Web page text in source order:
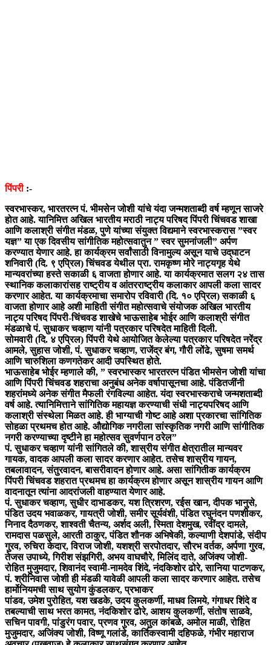
पिंपरी:-
स्वरभास्कर, भारतरत्न पं. भीमसेन जोशी यांचे यंदा जन्मशताब्दी वर्ष म्हणून साजरे
होत आहे. यानिमित्त अखिल भारतीय मराठी नाट्य परिषद पिंपरी चिंचवड शाखा
आणि कलाश्री संगीत मंडळ, पुणे यांच्या संयुक्त विद्यमाने स्वरभास्करास ”स्वर
यज्ञ” या एक दिवसीय सांगीतिक महोत्सवातुन ” स्वर सुमनांजली” अर्पण
करण्यात येणार आहे. हा कार्यक्रम सर्वांसाठी विनामुल्य असून याचे उद्‌घाटन
शनिवारी (दि. ९ एप्रिल) चिंचवड येथील प्रा. रामकृष्ण मोरे नाट्यगृह येथे
मान्यवरांच्या हस्ते सकाळी ६ वाजता होणार आहे. या कार्यक्रमात सलग २४ तास
स्थानिक कलाकारांसह राष्ट्रीय व आंतरराष्ट्रीय कलाकार आपली कला सादर
करणार आहेत. या कार्यक्रमाचा समारोप रविवारी (दि. १० एप्रिल) सकाळी ६
वाजता होणार आहे अशी माहिती संगीत महोत्सवाचे संयोजक अखिल भारतीय
नाट्य परिषद पिंपरी-चिंचवड शाखेचे भाऊसाहेब भोईर आणि कलाश्री संगीत
मंडळाचे पं. सुधाकर चव्हाण यांनी पत्रकार परिषदेत माहिती दिली.
सोमवारी (दि. ४ एप्रिल) पिंपरी येथे आयोजित केलेल्या पत्रकार परिषदेत नरेंद्र
आमले, सुहास जोशी, पं. सुधाकर चव्हाण, राजेंद्र बंग, गौरी लोंढे, सुषमा समर्थ
आणि चारुशिला कणगतेकर आदी उपस्थित होते.
भाऊसाहेब भोईर म्हणाले की, ” स्वरभास्कर भारतरत्न पंडित भीमसेन जोशी यांचा
आणि पिंपरी चिंचवड शहराचा अनुबंध अनेक वर्षापासूनचा आहे. पंडितजींनी
शहरांमध्ये अनेक संगीत मैफली रंगविल्या आहेत. यंदा स्वरभास्कराचे जन्मशताब्दी
वर्ष आहे. त्यानिमित्ताने सांगितिक महायज्ञ करण्याची संधी नाट्यपरिषद आणि
कलाश्री संस्थेला मिळत आहे. ही भाग्याची गोष्ट आहे अशा प्रकारचा सांगितिक
सोहळा प्रथमच होत आहे. औद्योगिक नगरीला सांस्कृतिक नगरी आणि सांगीतिक
नगरी करण्याच्या दृष्टीने हा महोत्सव सुवर्णपान ठरेल”
पं. सुधाकर चव्हाण यांनी सांगितले की, शास्रीय संगीत क्षेत्रातील मान्यवर
गायक, वादक आपली कला सादर करणार आहेत. तसेच शास्रीय गायन,
तबलावादन, संतुरवादन, बासरीवादन होणार आहे. असा सांगितीक कार्यक्रम
पिंपरी चिंचवड शहरात प्रथमच हा कार्यक्रम होणार असून शास्रीय गायन आणि
वादनातून त्यांना आदरांजली वाहण्यात येणार आहे.
पं. सुधाकर चव्हाण, सुधीर दाभाडकर, यश त्रिशरण, रईस खान, दीपक भानुसे,
पंडित उदय भवाळकर, गायत्री जोशी, समीर सूर्यवंशी, पंडित रघुनंदन पणशीकर,
निनाद दैठणकर, शाश्वती चैतन्य, अर्शद अली, स्मिता देशमुख, रवींद्र दामले,
रामदास पळसुले, आरती ठाकुर, पंडित शौनक अभिषेकी, कल्याणी देशपांडे, संदीप
गुरव, रुचिरा केदार, विराज जोशी, यशश्री सरपोतदार, सौरभ वर्तक, अर्पणा गुरव,
तेजस उपाध्ये, गिरीश संझगिरी, अभय वाघचौरे, मिलिंद दाते, अजिंक्य जोशी-
रोहित मुजुमदार, शिवानंद स्वामी-नामदेव शिंदे, नंदकिशोर ढोरे, सानिया पाटणकर,
पं. श्रीनिवास जोशी ही मंडळी यावेळी आपली कला सादर करणार आहेत. तसेच
हार्मोनियमची साथ सुयोग कुंडलकर, प्रभाकर
पांडव, उमेश पुरोहित, यश खडके, उदय कुलकर्णी, माधव लिमये, गंगाधर शिंदे व
तबल्याची साथ भरत कामत, नंदकिशोर ढोरे, आशय कुलकर्णी, संतोष साळवे,
सचिन पावगी, पांडुरंग पवार, प्रणव गुरव, अतुल कांबळे, अमोल माळी, रोहित
मुजुमदार, अजिंक्य जोशी, विष्णू गलांडे, कार्तिकस्वामी दहिफळे, गंभीर महाराज